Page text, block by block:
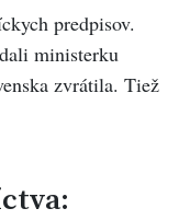
predpisov.
ministerku
zvrátila. Tiež